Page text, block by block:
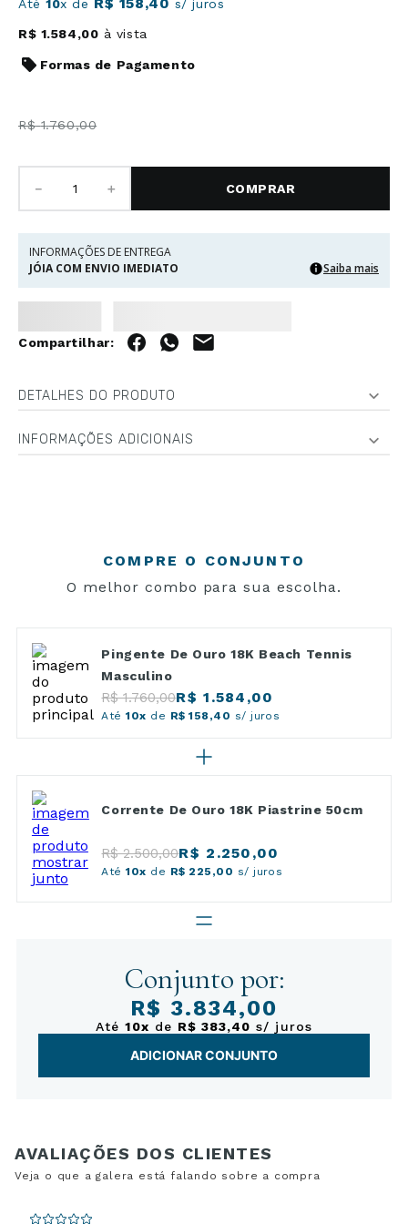
Até10x de s/ juros
R$ 1.584,00 à vista
Formas de Pagamento
R$ 1.760,00
＋
－ COMPRAR
INFORMAÇÕES DE ENTREGA
JÓIA COM ENVIO IMEDIATO
Saiba mais
DETALHES DO PRODUTO
INFORMAÇÕES ADICIONAIS
COMPRE O CONJUNTO
O melhor combo para sua escolha.
Pingente De Ouro 18K Beach Tennis
Masculino
R$ 1.760,00R$ 1.584,00
Até10x de R$ 158,40 s/ juros
Corrente De Ouro 18K Piastrine 50cm
R$ 2.500,00R$ 2.250,00
Até10x de R$ 225,00 s/ juros
Conjunto por:
R$ 3.834,00
Até10x de R$ 383,40 s/ juros
ADICIONAR CONJUNTO